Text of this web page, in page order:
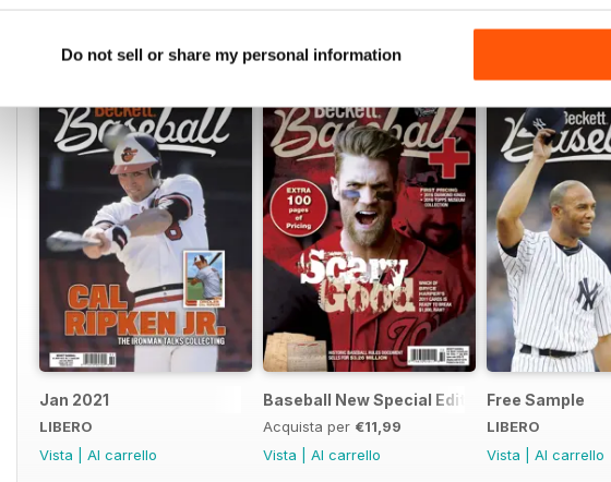
Do not sell or share my personal information
SPECIAL EDITIONS
Jan 2021
LIBERO
Vista
Al carrello
Baseball New Special Edition 2016
Acquista per €11,99
Vista
Al carrello
Free Sample
LIBERO
Vista
Al carrello